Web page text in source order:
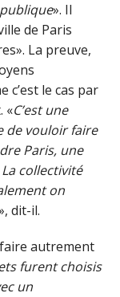
». Il
de Paris
La preuve,
c’est le cas par
«C’est une
de vouloir faire
Paris, une
collectivité
on
dit-il.
autrement
furent choisis
un